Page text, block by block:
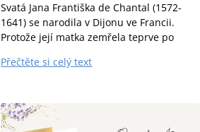
Svatá Jana Františka de Chantal (1572-
1641) se narodila v Dijonu ve Francii.
Protože její matka zemřela teprve po
otec (předseda místního parlamentu). Z
Přečtěte si celý text